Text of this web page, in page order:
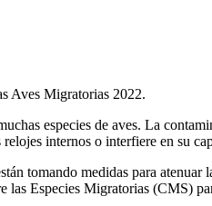
Aves Migratorias 2022.
especies de aves. La
internos o interfiere en su
tomando medidas para atenuar
Especies Migratorias (CMS)